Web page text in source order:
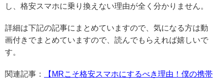
し、格安スマホに乗り換えない理由が全く分かりません。
詳細は下記の記事にまとめていますので、気になる方は動
画付きでまとめていますので、読んでもらえれば嬉しいで
す。
関連記事：
【MRこそ格安スマホにするべき理由！僕の携帯